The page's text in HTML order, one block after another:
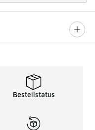
Bestellstatus